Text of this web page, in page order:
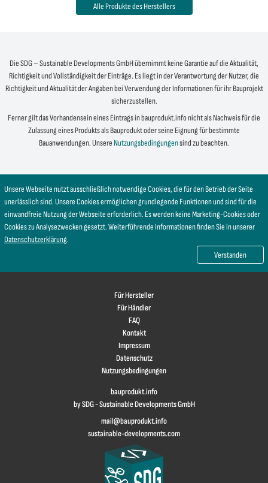
Alle Produkte des Herstellers
Die SDG – Sustainable Developments GmbH übernimmt keine Garantie auf die Aktualität,
Richtigkeit und Vollständigkeit der Einträge. Es liegt in der Verantwortung der Nutzer, die
Richtigkeit und Aktualität der Angaben bei Verwendung der Informationen für ihr Bauprojekt
sicherzustellen.
Ferner gilt das Vorhandensein eines Eintrags in bauprodukt.info nicht als Nachweis für die
Zulassung eines Produkts als Bauprodukt oder seine Eignung für bestimmte
Bauanwendungen. Unsere Nutzungsbedingungensind zu beachten.
Unsere Webseite nutzt ausschließlich notwendige Cookies, die für den Betrieb der Seite
unerlässlich sind. Unsere Cookies ermöglichen grundlegende Funktionen und sind für die
einwandfreie Nutzung der Webseite erforderlich. Es werden keine Marketing-Cookies oder
Cookies zu Analysezwecken gesetzt. Weiterführende Informationen finden Sie in unserer
Datenschutzerklärung.
Verstanden
Für Hersteller
Für Händler
FAQ
Kontakt
Impressum
Datenschutz
Nutzungsbedingungen
bauprodukt.info
by SDG - Sustainable Developments GmbH
mail@bauprodukt.info
sustainable-developments.com